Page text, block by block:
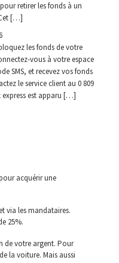
retirer les fonds à un
[…]
les fonds de votre
vous à votre espace
SMS, et recevez vos fonds
le service client au 0 809
express est apparu […]
acquérir une
via les mandataires.
25%.
de votre argent. Pour
la voiture. Mais aussi